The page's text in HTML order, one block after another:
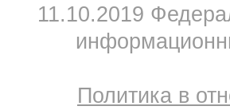
11.10.2019
Политика в